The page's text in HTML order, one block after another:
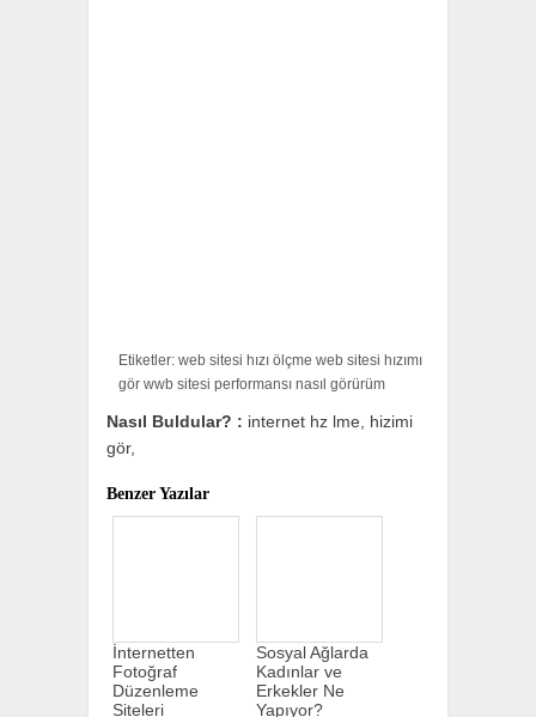
Etiketler: web sitesi hızı ölçme web sitesi hızımı
gör wwb sitesi performansı nasıl görürüm
Nasıl Buldular? : internet hz lme, hizimi
gör,
Benzer Yazılar
İnternetten
Fotoğraf
Düzenleme
Siteleri
Sosyal Ağlarda
Kadınlar ve
Erkekler Ne
Yapıyor?